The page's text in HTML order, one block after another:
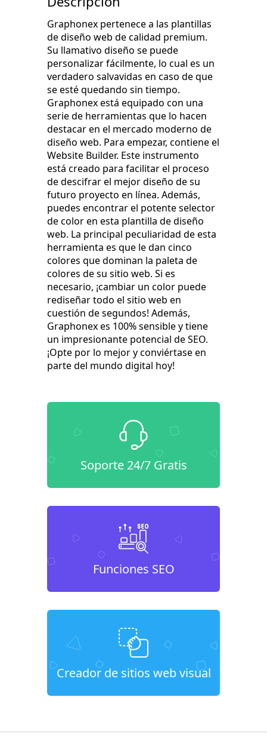
Graphonex pertenece a las plantillas
de diseño web de calidad premium.
Su llamativo diseño se puede
personalizar fácilmente, lo cual es un
verdadero salvavidas en caso de que
se esté quedando sin tiempo.
Graphonex está equipado con una
serie de herramientas que lo hacen
destacar en el mercado moderno de
diseño web. Para empezar, contiene el
Website Builder. Este instrumento
está creado para facilitar el proceso
de descifrar el mejor diseño de su
futuro proyecto en línea. Además,
puedes encontrar el potente selector
de color en esta plantilla de diseño
web. La principal peculiaridad de esta
herramienta es que le dan cinco
colores que dominan la paleta de
colores de su sitio web. Si es
necesario, ¡cambiar un color puede
rediseñar todo el sitio web en
cuestión de segundos! Además,
Graphonex es 100% sensible y tiene
un impresionante potencial de SEO.
¡Opte por lo mejor y conviértase en
parte del mundo digital hoy!
Soporte 24/7 Gratis
Funciones SEO
Creador de sitios web visual